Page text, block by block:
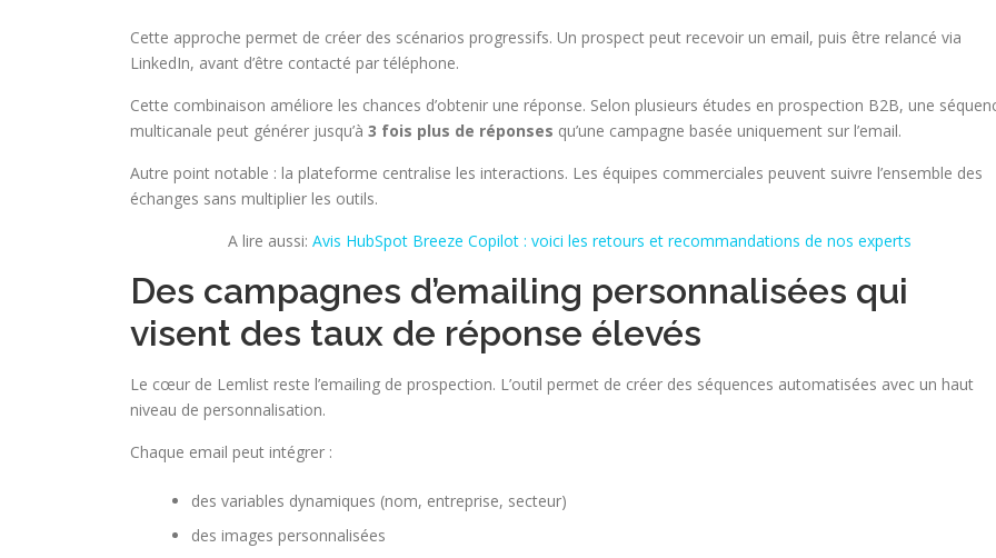
Cette approche permet de créer des scénarios progressifs. Un prospect peut recevoir un email, puis être relancé via
LinkedIn, avant d’être contacté par téléphone.
Cette combinaison améliore les chances d’obtenir une réponse. Selon plusieurs études en prospection B2B, une
multicanale peut générer jusqu’à 3 fois plus de réponses qu’une campagne basée uniquement sur l’email.
Autre point notable : la plateforme centralise les interactions. Les équipes commerciales peuvent suivre l’ensemble des
échanges sans multiplier les outils.
A lire aussi: Avis HubSpot Breeze Copilot : voici les retours et recommandations de nos experts
Des campagnes d’emailing personnalisées qui
visent des taux de réponse élevés
Le cœur de Lemlist reste l’emailing de prospection. L’outil permet de créer des séquences automatisées avec un haut
niveau de personnalisation.
Chaque email peut intégrer :
des variables dynamiques (nom, entreprise, secteur)
des images personnalisées